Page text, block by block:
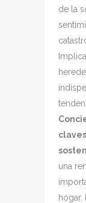
de la
claves
una
hogar.